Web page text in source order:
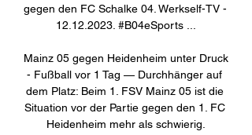
gegen den FC Schalke 04. Werkself-TV -
12.12.2023. #B04eSports ...
Mainz 05 gegen Heidenheim unter Druck
- Fußball vor 1 Tag — Durchhänger auf
dem Platz: Beim 1. FSV Mainz 05 ist die
Situation vor der Partie gegen den 1. FC
Heidenheim mehr als schwierig.